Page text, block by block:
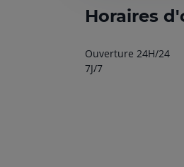
Horaires
Ouverture 24H/24
7J/7